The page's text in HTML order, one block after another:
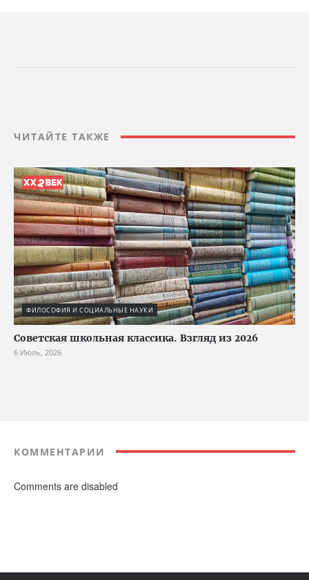
ЧИТАЙТЕ ТАКЖЕ
ФИЛОСОФИЯ И СОЦИАЛЬНЫЕ НАУКИ
Советская школьная классика. Взгляд из 2026
6 Июль, 2026
КОММЕНТАРИИ
Comments are disabled